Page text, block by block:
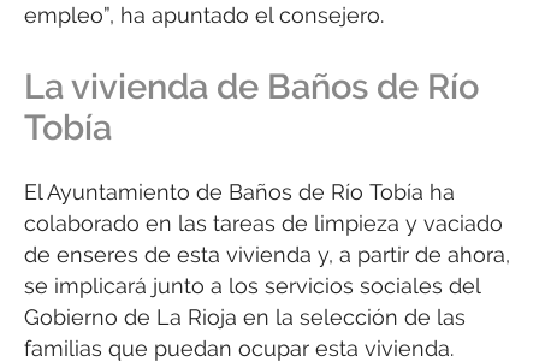
empleo”, ha apuntado el consejero.
La vivienda de Baños de Río
Tobía
El Ayuntamiento de Baños de Río Tobía ha
colaborado en las tareas de limpieza y vaciado
de enseres de esta vivienda y, a partir de ahora,
se implicará junto a los servicios sociales del
Gobierno de La Rioja en la selección de las
familias que puedan ocupar esta vivienda.